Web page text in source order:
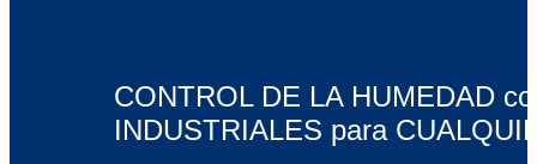
CONTROL DE LA HUMEDAD
INDUSTRIALES para